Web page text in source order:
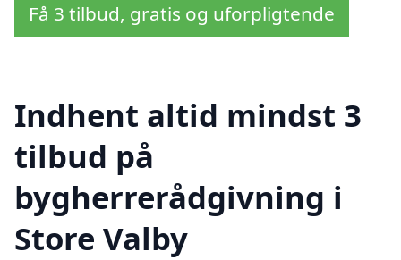
Få 3 tilbud, gratis og uforpligtende
Indhent altid mindst 3
tilbud på
bygherrerådgivning i
Store Valby